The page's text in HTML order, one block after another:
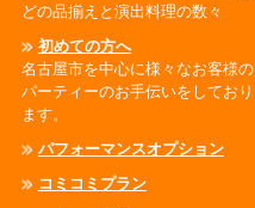
どの品揃えと演出料理の数々
初めての方へ
名古屋市を中心に様々なお客様の
パーティーのお手伝いをしており
ます。
パフォーマンスオプション
コミコミプラン